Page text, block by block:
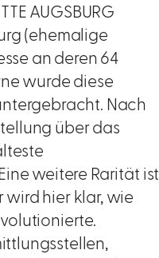
AUGSBURG
(ehemalige
an deren 64
wurde diese
Nach
über das
weitere Rarität ist
wird hier klar, wie